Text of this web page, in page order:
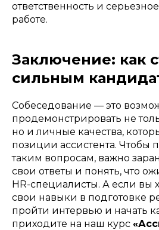
ответственность и
работе.
Заключение: как
сильным
Собеседование — это
продемонстрировать не
но и личные качества,
позиции ассистента. Чтобы
таким вопросам, важно
свои ответы и понять, что
HR-специалисты. А если вы
свои навыки в подготовке
пройти интервью и начать
приходите на наш курс